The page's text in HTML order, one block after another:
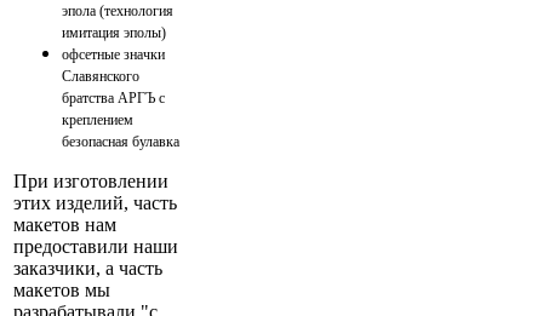
эпола (технология
имитация эполы)
офсетные значки
Славянского
братства АРГЪ с
креплением
безопасная булавка
При изготовлении
этих изделий, часть
макетов нам
предоставили наши
заказчики, а часть
макетов мы
разрабатывали "с